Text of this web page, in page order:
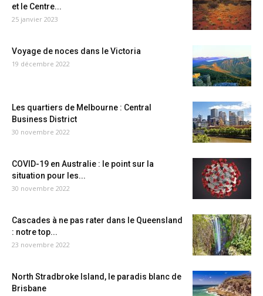
et le Centre...
25 janvier 2023
Voyage de noces dans le Victoria
19 décembre 2022
Les quartiers de Melbourne : Central
Business District
30 novembre 2022
COVID-19 en Australie : le point sur la
situation pour les...
30 novembre 2022
Cascades à ne pas rater dans le Queensland
: notre top...
23 novembre 2022
North Stradbroke Island, le paradis blanc de
Brisbane